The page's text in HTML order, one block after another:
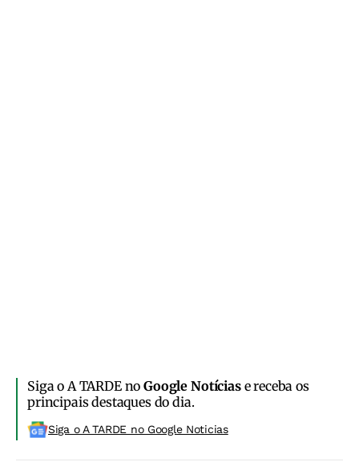
Siga o A TARDE noGoogle Notíciase receba os
principais destaques do dia.
Siga o A TARDE no Google Noticias